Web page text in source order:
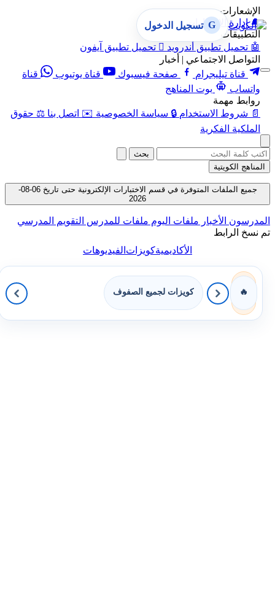
الإشعارات
🔔 إدارة الإشعارات
التطبيقات
🤖 تحميل تطبيق أندرويد  تحميل تطبيق آيفون
التواصل الاجتماعي | أخبار
قناة تيليجرام
صفحة فيسبوك قناة يوتيوب
قناة
واتساب
بوت المناهج
روابط مهمة
📄 شروط الاستخدام 🔒 سياسة الخصوصية ✉️ اتصل بنا ⚖️ حقوق
الملكية الفكرية
G تسجيل الدخول
بحث
المناهج الكويتية
جميع الملفات المتوفرة في قسم الاختبارات الإلكترونية حتى تاريخ 06-08-
2026
المدرسون الأخبار ملفات اليوم ملفات للمدرس التقويم المدرسي
تم نسخ الرابط
الأكاديميةكويزاتالفيديوهات
🔥 كويزات لجميع الصفوف